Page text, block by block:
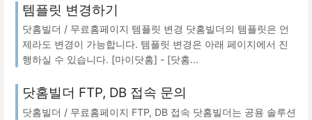
템플릿 변경하기
닷홈빌더 / 무료홈페이지 템플릿 변경 닷홈빌더의 템플릿은 언
제라도 변경이 가능합니다. 템플릿 변경은 아래 페이지에서 진
행하실 수 있습니다. [마이닷홈] - [닷홈...
닷홈빌더 FTP, DB 접속 문의
닷홈빌더 / 무료홈페이지 FTP, DB 접속 닷홈빌더는 공용 솔루션